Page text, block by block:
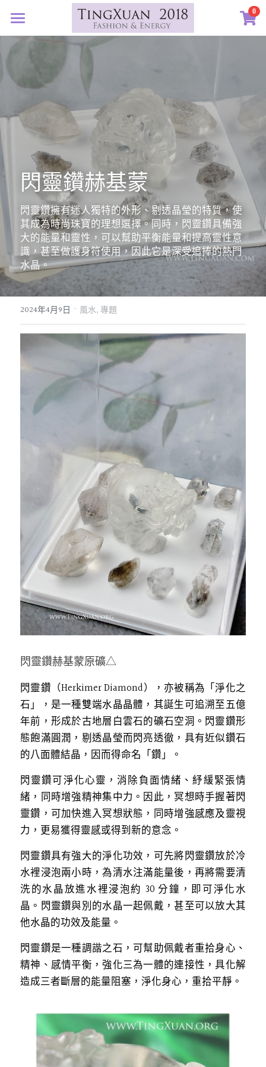
0
首頁
定製藝廊
客訂圖集
創作選購
01｜星球羈絆
02｜夏戀女神
03｜遠古遺珠
04｜藍星精靈
05｜自然樂章
06｜玉韻茶香
07｜眾神禮讚
08｜寶石旅行
定製表單
認識素材
礦寶晶石
琥珀蜜蠟
香中之金
優雅珍珠
溫潤玉石
礦寶絮語
認識我們
關於我們
常見問答
珠寶設計TXJ
搜索
創作選購
閃靈鑽赫基蒙
閃靈鑽擁有迷人獨特的外形、剔透晶瑩的特質，使
其成為時尚珠寶的理想選擇。同時，閃靈鑽具備強
大的能量和靈性，可以幫助平衡能量和提高靈性意
識，甚至做護身符使用，因此它是深受追捧的熱門
水晶。
2024年4月9日 · 風水,專題
閃靈鑽赫基蒙原礦△
閃靈鑽（Herkimer Diamond），亦被稱為「淨化之
石」，是一種雙端水晶晶體，其誕生可追溯至五億
年前，形成於古地層白雲石的礦石空洞。閃靈鑽形
態飽滿圓潤，剔透晶瑩而閃亮透徹，具有近似鑽石
的八面體結晶，因而得命名「鑽」。
閃靈鑽可淨化心靈，消除負面情緒、紓緩緊張情
緒，同時增強精神集中力。因此，冥想時手握著閃
靈鑽，可加快進入冥想狀態，同時增強感應及靈視
力，更易獲得靈感或得到新的意念。
閃靈鑽具有強大的淨化功效，可先將閃靈鑽放於冷
水裡浸泡兩小時，為清水注滿能量後，再將需要清
洗的水晶放進水裡浸泡約 30 分鐘，即可淨化水
晶。閃靈鑽與別的水晶一起佩戴，甚至可以放大其
他水晶的功效及能量。
閃靈鑽是一種調諧之石，可幫助佩戴者重拾身心、
精神、感情平衡，強化三為一體的連接性，具化解
造成三者斷層的能量阻塞，淨化身心，重拾平靜。
×
商品分類